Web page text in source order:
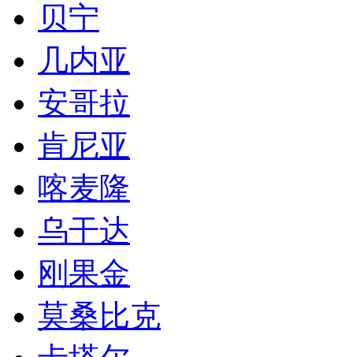
贝宁
几内亚
安哥拉
肯尼亚
喀麦隆
乌干达
刚果金
莫桑比克